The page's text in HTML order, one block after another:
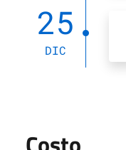
25
DIC